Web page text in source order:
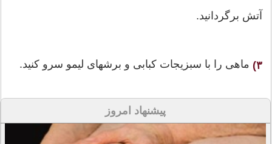
آتش برگردانید.
۳) ماهی را با سبزیجات کبابی و برشهای لیمو سرو کنید.
پیشنهاد امروز